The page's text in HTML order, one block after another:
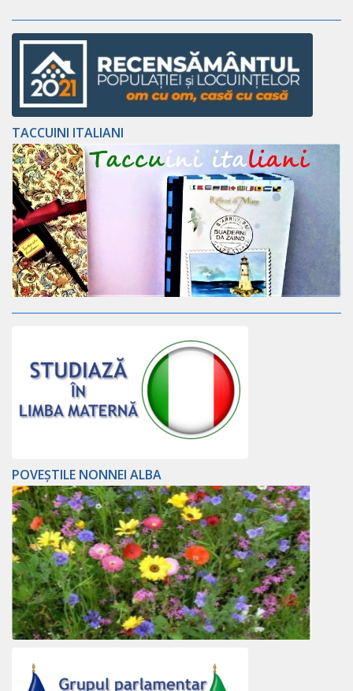
TACCUINI ITALIANI
POVEȘTILE NONNEI ALBA